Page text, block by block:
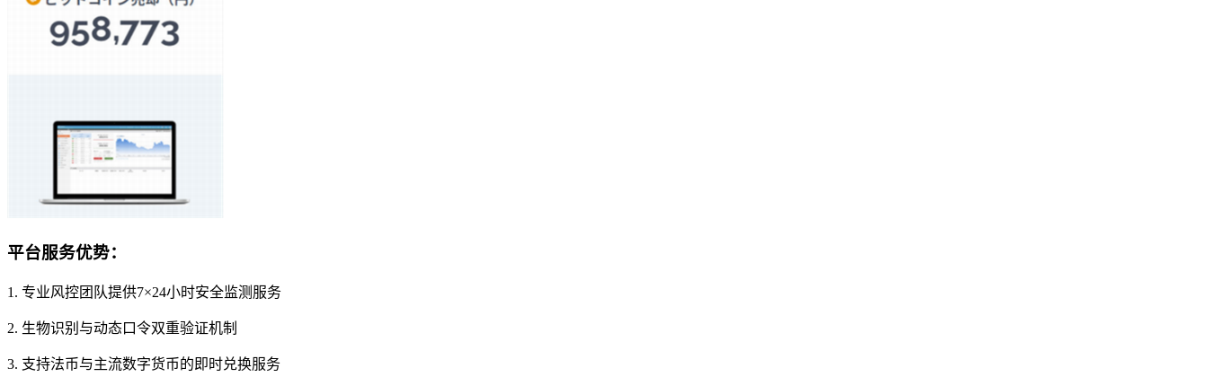
平台服务优势：
1. 专业风控团队提供7×24小时安全监测服务
2. 生物识别与动态口令双重验证机制
3. 支持法币与主流数字货币的即时兑换服务